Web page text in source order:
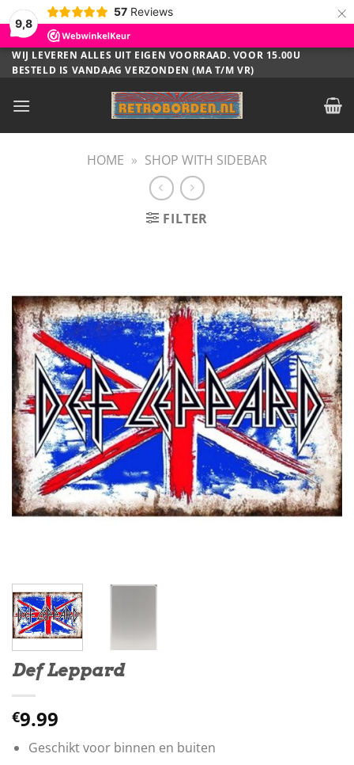
9,8
57 Reviews ×
Ga
naar
WIJ LEVEREN ALLES UIT EIGEN VOORRAAD. VOOR 15.00U
BESTELD IS VANDAAG VERZONDEN (MA T/M VR)
HOME » SHOP WITH SIDEBAR
FILTER
Def Leppard
€9.99
Geschikt voor binnen en buiten